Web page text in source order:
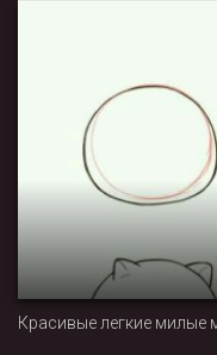
Красивые легкие милые